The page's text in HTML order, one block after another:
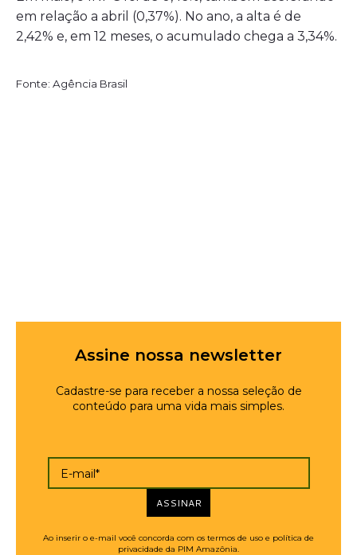
em relação a abril (0,37%). No ano, a alta é de
2,42% e, em 12 meses, o acumulado chega a 3,34%.
Fonte: Agência Brasil
Assine nossa newsletter
Cadastre-se para receber a nossa seleção de
conteúdo para uma vida mais simples.
E-mail*
ASSINAR
Ao inserir o e-mail você concorda com os termos de uso e política de
privacidade da PIM Amazônia.